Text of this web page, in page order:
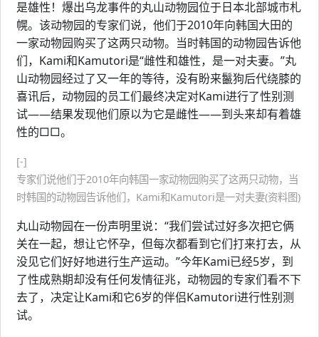
是雄性！爆出乌龙事件的丸山动物园位于日本北部城市札
幌。该动物园的专家们说，他们于2010年向韩国大田的
一家动物园购买了这两只动物。当时韩国的动物园告诉他
们，Kami和Kamutori是“雌性和雄性，是一对夫妻。”丸
山动物园经过了又一年的等待，没有盼来鬣狗后代绕膝的
喜讯后，动物园的员工们最终决定对Kami进行了性别测
试——结果发现他们原以为它是雌性——到头来却有着雄
性的□□。
[-]
专家们说他们于2010年向韩国一家动物园购买了这两只动物，当
时韩国的动物园告诉他们，Kami和Kamutori是一对夫妻(资料图)
丸山动物园在一份声明里说：“我们尝试过好多次把它俩
关在一起，想让它怀孕，但每次都看到它们打来打去，从
没见它们好好地进行生产运动。”今年Kami已经5岁，到
了性成熟期却没有任何发情征兆，动物园的专家们看不下
去了，决定让Kami和它6岁的伴侣Kamutori进行性别测
试。